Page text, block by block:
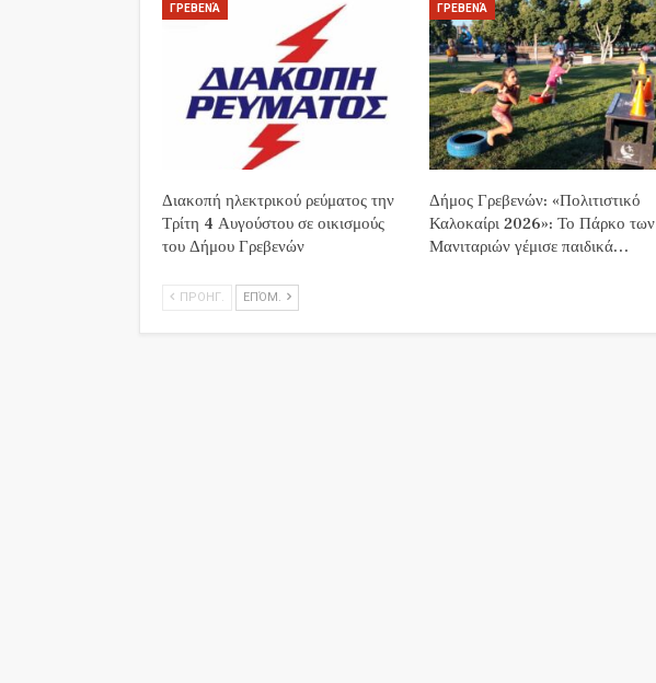
ΓΡΕΒΕΝΆ
Διακοπή ηλεκτρικού ρεύματος την
Τρίτη 4 Αυγούστου σε οικισμούς
του Δήμου Γρεβενών
ΓΡΕΒΕΝΆ
Δήμος Γρεβενών: «Πολιτιστικό
Καλοκαίρι 2026»: Το Πάρκο των
Μανιταριών γέμισε παιδικά…
ΠΡΟΗΓ. ΕΠΌΜ.